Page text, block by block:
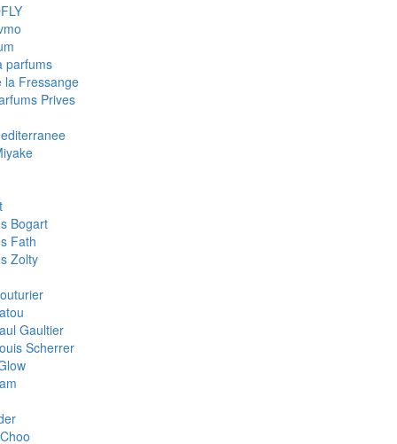
parfums
la Fressange
Prives
Bogart
Fath
Zolty
Gaultier
Scherrer